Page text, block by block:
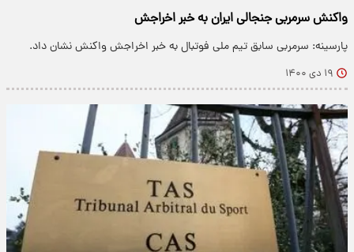
واکنش سرمربی جنجالی ایران به خبر اخراجش
پارسینه: سرمربی سابق تیم ملی فوتبال به خبر اخراجش واکنش نشان داد.
۱۹ دی ۱۴۰۰